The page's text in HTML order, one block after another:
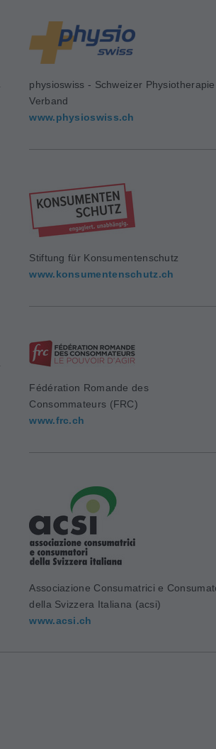
physioswiss - Schweizer Physiotherapie
Verband
www.physioswiss.ch
Stiftung für Konsumentenschutz
www.konsumentenschutz.ch
Fédération Romande des
Consommateurs (FRC)
www.frc.ch
Associazione Consumatrici e
della Svizzera Italiana (acsi)
www.acsi.ch